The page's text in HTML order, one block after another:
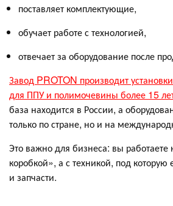
поставляет комплектующие,
обучает работе с технологией,
отвечает за оборудование после
Завод PROTON производит
для ППУ и полимочевины более 15
база находится в России, а
только по стране, но и на
Это важно для бизнеса: вы
коробкой», а с техникой, под которую
и запчасти.